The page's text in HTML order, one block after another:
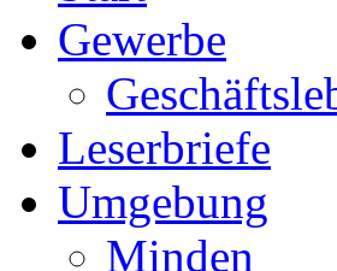
Gewerbe
Leserbriefe
Umgebung
Minden